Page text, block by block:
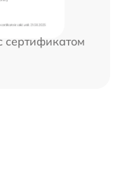
сертификатом